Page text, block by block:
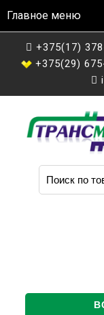
Главное меню
+375(17)
+375(29)